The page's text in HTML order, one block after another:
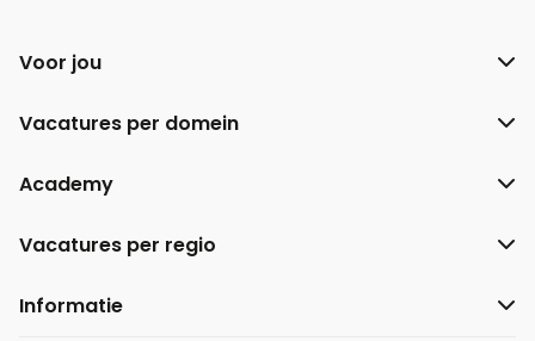
Voor jou
Vacatures per domein
Academy
Vacatures per regio
Informatie